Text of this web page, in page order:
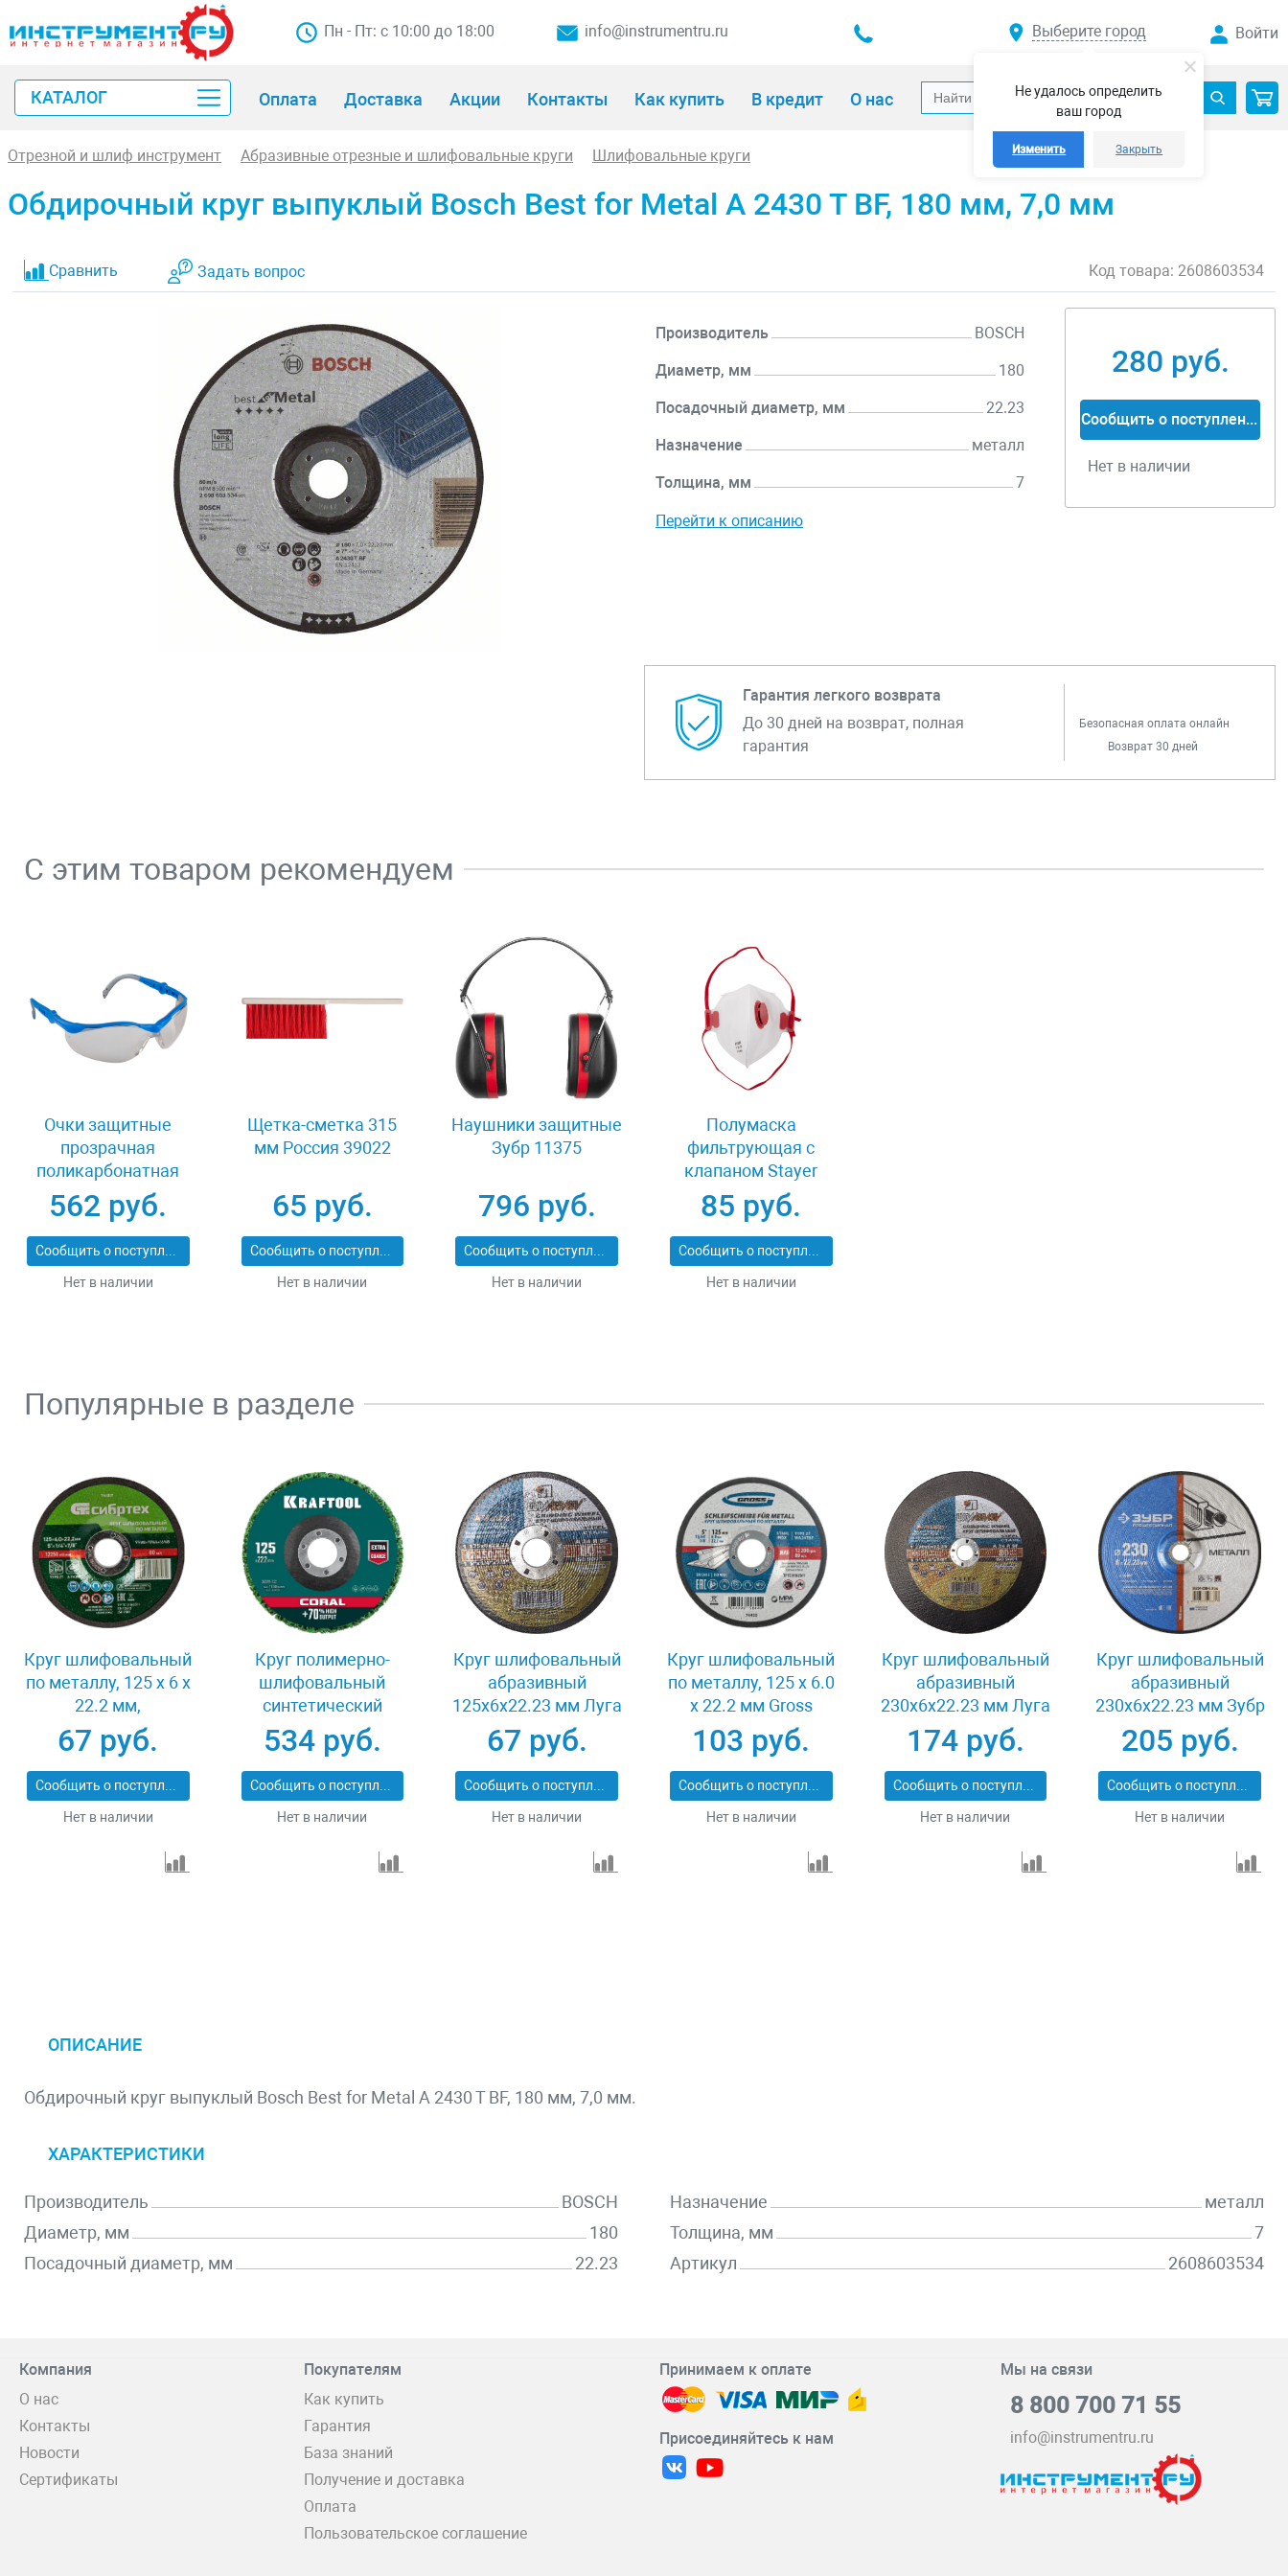
Не удалось определить
ваш город
Изменить Закрыть
Пн - Пт: с 10:00 до 18:00 info@instrumentru.ru Выберите город Войти
КАТАЛОГ Оплата Доставка Акции Контакты Как купить В кредит О нас
Отрезной и шлиф инструмент Абразивные отрезные и шлифовальные круги Шлифовальные круги
Обдирочный круг выпуклый Bosch Best for Metal A 2430 T BF, 180 мм, 7,0 мм
Сравнить Задать вопрос Код товара: 2608603534
Производитель BOSCH
Диаметр, мм 180
Посадочный диаметр, мм 22.23
Назначение металл
Толщина, мм 7
Перейти к описанию
280 руб.
Сообщить о поступлении
Нет в наличии
Гарантия легкого возврата
До 30 дней на возврат, полная
гарантия
Безопасная оплата онлайн
Возврат 30 дней
С этим товаром рекомендуем
Очки защитные
прозрачная
поликарбонатная
монолинза ЗУБР
ЭКСПЕРТ 110310
562 руб.
Сообщить о поступлении
Нет в наличии
Щетка-сметка 315
мм Россия 39022
65 руб.
Сообщить о поступлении
Нет в наличии
Наушники защитные
Зубр 11375
796 руб.
Сообщить о поступлении
Нет в наличии
Полумаска
фильтрующая с
клапаном Stayer
MASTER 11116
85 руб.
Сообщить о поступлении
Нет в наличии
Популярные в разделе
Круг шлифовальный
по металлу, 125 х 6 х
22.2 мм,
9%WA+75%A+16%B,
Сибртех 744007
67 руб.
Сообщить о поступлении
Нет в наличии
Круг полимерно-
шлифовальный
синтетический
абразивный
125х22.2 мм Kraftool
CORAL 36599-125
534 руб.
Сообщить о поступлении
Нет в наличии
Круг шлифовальный
абразивный
125x6x22.23 мм Луга
3650-125-06
67 руб.
Сообщить о поступлении
Нет в наличии
Круг шлифовальный
по металлу, 125 х 6.0
х 22.2 мм Gross
74400
103 руб.
Сообщить о поступлении
Нет в наличии
Круг шлифовальный
абразивный
230x6x22.23 мм Луга
3650-230-06
174 руб.
Сообщить о поступлении
Нет в наличии
Круг шлифовальный
абразивный
230x6x22.23 мм Зубр
36204-230-6.0_z02
205 руб.
Сообщить о поступлении
Нет в наличии
ОПИСАНИЕ
Обдирочный круг выпуклый Bosch Best for Metal A 2430 T BF, 180 мм, 7,0 мм.
ХАРАКТЕРИСТИКИ
Производитель
BOSCH
Диаметр, мм
180
Посадочный диаметр, мм
22.23
Назначение
металл
Толщина, мм
7
Артикул
2608603534
Компания
О нас
Контакты
Новости
Сертификаты
Покупателям
Как купить
Гарантия
База знаний
Получение и доставка
Оплата
Пользовательское соглашение
Принимаем к оплате
Присоединяйтесь к нам
Мы на связи
8 800 700 71 55
info@instrumentru.ru